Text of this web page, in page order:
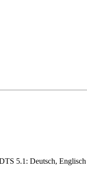
5.1: Deutsch,